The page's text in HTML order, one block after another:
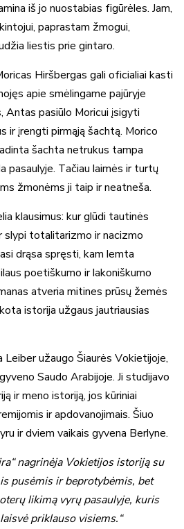
iš jo nuostabias figūrėles. Jam,
paprastam žmogui,
liestis prie gintaro.
Hiršbergas gali oficialiai kasti
apie smėlingame pajūryje
Antas pasiūlo Moricui įsigyti
ir įrengti pirmąją šachtą. Morico
šachta netrukus tampa
pasaulyje. Tačiau laimės ir turtų
žmonėms ji taip ir neatneša.
klausimus: kur glūdi tautinės
slypi totalitarizmo ir nacizmo
drąsa spręsti, kam lemta
poetiškumo ir lakoniškumo
atveria mitines prūsų žemės
istorija užgaus jautriausias
Leiber užaugo Šiaurės Vokietijoje,
Saudo Arabijoje. Ji studijavo
ir meno istoriją, jos kūriniai
ir apdovanojimais. Šiuo
ir dviem vaikais gyvena Berlyne.
nagrinėja Vokietijos istoriją su
pusėmis ir beprotybėmis, bet
likimą vyrų pasaulyje, kuris
priklauso visiems.“